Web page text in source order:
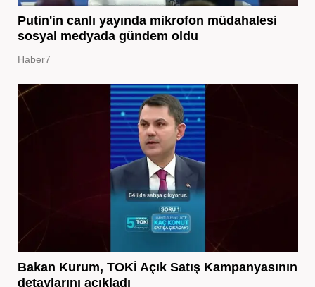
Putin'in canlı yayında mikrofon müdahalesi
sosyal medyada gündem oldu
Haber7
Bakan Kurum, TOKİ Açık Satış Kampanyasının
detaylarını açıkladı